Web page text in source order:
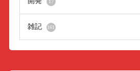
17
雑記 161